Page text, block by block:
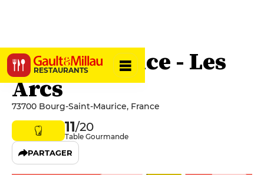
RESTAURANTS
La Folie Douce - Les
Arcs
73700 Bourg-Saint-Maurice, France
11/20
Table Gourmande
PARTAGER